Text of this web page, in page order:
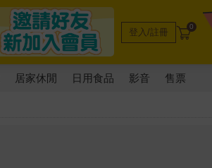
登入/註冊 0
居家休閒 日用食品 影音 售票